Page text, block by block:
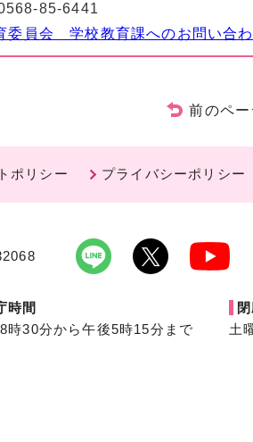
85-6441
委員会 学校教育課へのお問い合わ
前のペー
ポリシー プライバシーポリシー
時間
時30分から午後5時15分まで
土